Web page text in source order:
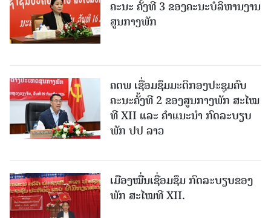
ຄະນະ ຄັ້ງທີ 3 ຂອງຄະນະບໍລິຫານງານ
ສູນກາງພັກ
ຄຕພ ເຊື່ອມຊຶມມະຕິກອງປະຊຸມຄົບ
ຄະນະຄັ້ງທີ 2 ຂອງສູນກາງພັກ ສະໄໝ
ທີ XII ແລະ ຄໍາແນະນໍາ ກົດລະບຽບ
ພັກ ປປ ລາວ
ເມືອງ​ໝື່ນເຊື່ອມຊຶມ ກົດລະບຽບຂອງ
ພັກ ສະໄໝທີ XII.